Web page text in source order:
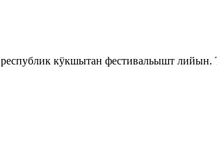
кӱкшытан фестивальышт лийын.